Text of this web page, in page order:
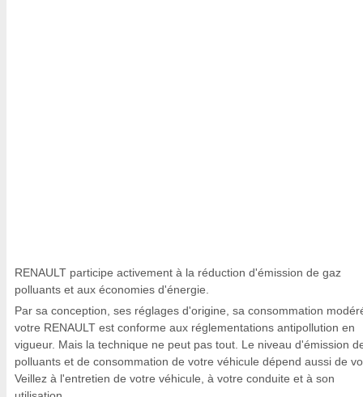
RENAULT participe activement à la réduction d'émission de gaz
polluants et aux économies d'énergie.
Par sa conception, ses réglages d'origine, sa consommation
votre RENAULT est conforme aux réglementations antipollution en
vigueur. Mais la technique ne peut pas tout. Le niveau d'émission
polluants et de consommation de votre véhicule dépend aussi de
Veillez à l'entretien de votre véhicule, à votre conduite et à son